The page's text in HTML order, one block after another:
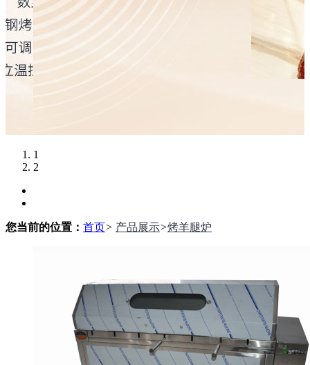
1
2
您当前的位置： 首页> 产品展示>烤羊腿炉